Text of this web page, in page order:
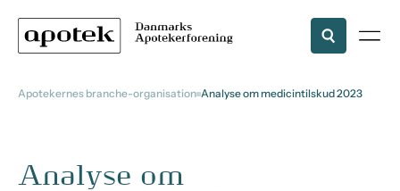
Apotekernes branche-organisation Analyse om medicintilskud 2023
Analyse om